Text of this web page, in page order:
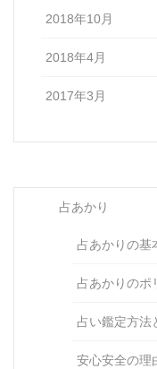
2018年10月
2018年4月
2017年3月
占あかり
占あかりの基
占あかりのポ
占い鑑定方法
安心安全の理